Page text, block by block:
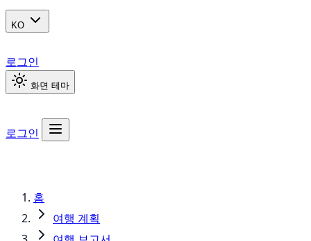
KO
로그인
화면 테마
로그인
홈
여행 계획